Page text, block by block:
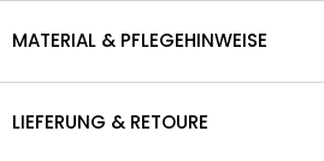
MATERIAL & PFLEGEHINWEISE
LIEFERUNG & RETOURE